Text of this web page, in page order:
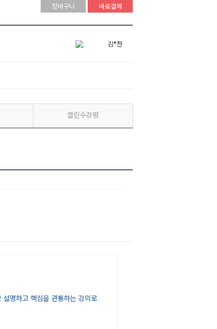
장바구니 바로결제
김*찬
임*선
클린수강평
명하고 핵심을 관통하는 강의로